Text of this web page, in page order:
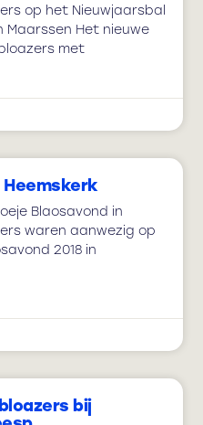
op het Nieuwjaarsbal
Maarssen Het nieuwe
met
Blaosavond in
waren aanwezig op
2018 in
bij